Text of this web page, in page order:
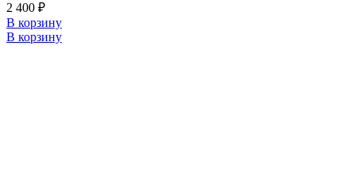
2 400 ₽
В корзину
В корзину